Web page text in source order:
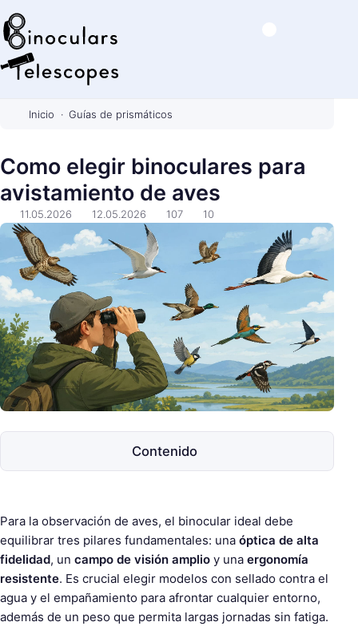
c
u
a
s
&
T
e
l
e
s
c
p
Inicio Guías de prismáticos
Como elegir binoculares para
avistamiento de aves
11.05.2026 12.05.2026 107 10
Para la observación de aves, el binocular ideal debe
equilibrar tres pilares fundamentales: una óptica de alta
fidelidad, un campo de visión amplio y una ergonomía
resistente. Es crucial elegir modelos con sellado contra el
agua y el empañamiento para afrontar cualquier entorno,
además de un peso que permita largas jornadas sin fatiga.
Contenido